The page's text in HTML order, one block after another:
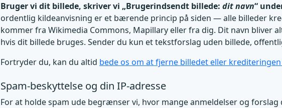
Bruger vi dit billede, skriver vi „Brugerindsendt billede: dit navn“
ordentlig kildeanvisning er et bærende princip på siden — alle billeder
kommer fra Wikimedia Commons, Mapillary eller fra dig. Dit navn bliver
hvis dit billede bruges. Sender du kun et tekstforslag uden billede,
Fortryder du, kan du altid bede os om at fjerne billedet eller
Spam-beskyttelse og din IP-adresse
For at holde spam ude begrænser vi, hvor mange anmeldelser og forslag